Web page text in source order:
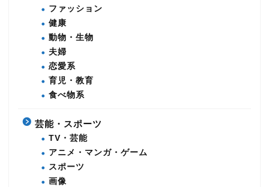
ファッション
健康
動物・生物
夫婦
恋愛系
育児・教育
食べ物系
芸能・スポーツ
TV・芸能
アニメ・マンガ・ゲーム
スポーツ
画像